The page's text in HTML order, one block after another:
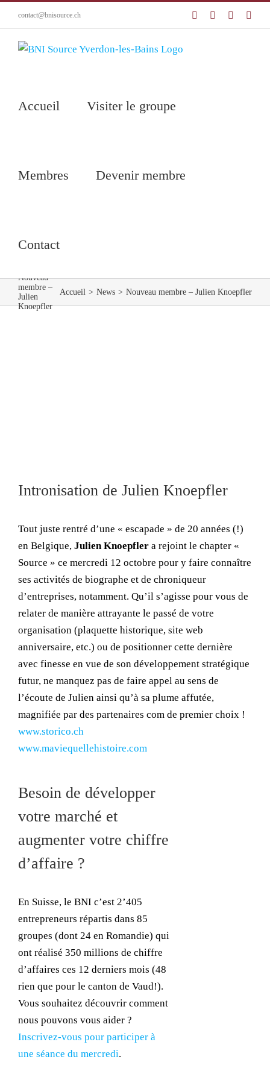
contenu
contact@bnisource.ch FacebookLinkedInYouTube
Accueil Visiter le groupe
Membres Devenir membre
Contact
Nouveau
membre –
Julien
Knoepfler
Accueil News Nouveau membre – Julien Knoepfler
Intronisation de Julien Knoepfler
Tout juste rentré d’une « escapade » de 20 années (!)
en Belgique, Julien Knoepflera rejoint le chapter «
Source » ce mercredi 12 octobre pour y faire connaître
ses activités de biographe et de chroniqueur
d’entreprises, notamment. Qu’il s’agisse pour vous de
relater de manière attrayante le passé de votre
organisation (plaquette historique, site web
anniversaire, etc.) ou de positionner cette dernière
avec finesse en vue de son développement stratégique
futur, ne manquez pas de faire appel au sens de
l’écoute de Julien ainsi qu’à sa plume affutée,
magnifiée par des partenaires com de premier choix !
www.storico.ch
www.maviequellehistoire.com
Besoin de développer
votre marché et
augmenter votre chiffre
d’affaire ?
En Suisse, le BNI c’est 2’405
entrepreneurs répartis dans 85
groupes (dont 24 en Romandie) qui
ont réalisé 350 millions de chiffre
d’affaires ces 12 derniers mois (48
rien que pour le canton de Vaud!).
Vous souhaitez découvrir comment
nous pouvons vous aider ?
Inscrivez-vous pour participer à
une séance du mercredi.